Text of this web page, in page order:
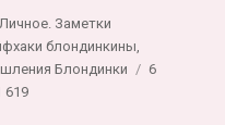
Рубрики
Личное. Заметки
блондинкины
Блондинки
6
619